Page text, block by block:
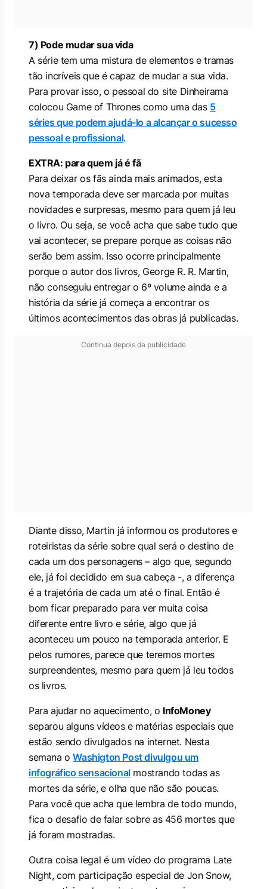
7) Pode mudar sua vida
A série tem uma mistura de elementos e tramas
tão incríveis que é capaz de mudar a sua vida.
Para provar isso, o pessoal do site Dinheirama
colocou Game of Thrones como uma das 5
séries que podem ajudá-lo a alcançar o sucesso
pessoal e profissional.
EXTRA: para quem já é fã
Para deixar os fãs ainda mais animados, esta
nova temporada deve ser marcada por muitas
novidades e surpresas, mesmo para quem já leu
o livro. Ou seja, se você acha que sabe tudo que
vai acontecer, se prepare porque as coisas não
serão bem assim. Isso ocorre principalmente
porque o autor dos livros, George R. R. Martin,
não conseguiu entregar o 6º volume ainda e a
história da série já começa a encontrar os
últimos acontecimentos das obras já publicadas.
Continua depois da publicidade
Diante disso, Martin já informou os produtores e
roteiristas da série sobre qual será o destino de
cada um dos personagens – algo que, segundo
ele, já foi decidido em sua cabeça -, a diferença
é a trajetória de cada um até o final. Então é
bom ficar preparado para ver muita coisa
diferente entre livro e série, algo que já
aconteceu um pouco na temporada anterior. E
pelos rumores, parece que teremos mortes
surpreendentes, mesmo para quem já leu todos
os livros.
Para ajudar no aquecimento, o InfoMoney
separou alguns vídeos e matérias especiais que
estão sendo divulgados na internet. Nesta
semana oWashigton Post divulgou um
infográfico sensacionalmostrando todas as
mortes da série, e olha que não são poucas.
Para você que acha que lembra de todo mundo,
fica o desafio de falar sobre as 456 mortes que
já foram mostradas.
Outra coisa legal é um vídeo do programa Late
Night, com participação especial de Jon Snow,